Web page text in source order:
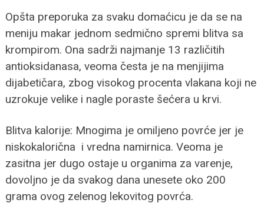
Opšta preporuka za svaku domaćicu je da se na
meniju makar jednom sedmično spremi blitva sa
krompirom. Ona sadrži najmanje 13 različitih
antioksidanasa, veoma česta je na menjijima
dijabetičara, zbog visokog procenta vlakana koji ne
uzrokuje velike i nagle poraste šećera u krvi.
Blitva kalorije: Mnogima je omiljeno povrće jer je
niskokalorična i vredna namirnica. Veoma je
zasitna jer dugo ostaje u organima za varenje,
dovoljno je da svakog dana unesete oko 200
grama ovog zelenog lekovitog povrća.